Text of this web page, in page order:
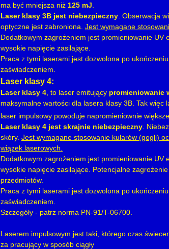
ma być mniejsza niż 125 mJ
Laser klasy 3B jest niebezpieczny . Obserwacja
optyczne jest zabroniona. Jest wymagane
Dodatkowym zagrożeniem jest promieniowanie UV
wysokie napięcie zasilające.
Praca z tymi laserami jest dozwolona po
zaświadczeniem.
Laser klasy 4:
Laser klasy 4 , to laser emitujący promieniowanie
maksymalne wartości dla lasera klasy 3B. Tak więc
laser impulsowy powoduje napromieniownie
Laser klasy 4 jest skrajnie niebezpieczny .
skóry. Jest wymagane stosowanie kularów (gogli)
wiązek laserowych.
Dodatkowym zagrożeniem jest promieniowanie UV
wysokie napięcie zasilające. Potencjalne
przedmiotów.
Praca z tymi laserami jest dozwolona po
zaświadczeniem.
Szczegóły - patrz norma PN-91/T-06700.
Laserem impulsowym jest taki, którego czas
za pracujący w sposób ciągły